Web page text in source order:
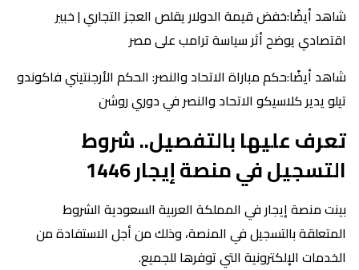
شاهد أيضًا:خفض قيمة الدولار يقلص العجز التجاري | خبير
اقتصادي يوضح أثر سياسة ترامب على مصر
شاهد أيضًا:حكم مباراة الاتحاد والنصر: الحكم الأرجنتيني فاكوندو
تيلو يدير كلاسيكو الاتحاد والنصر في دوري روشن
تعرف عليها بالتفصيل.. شروط
التسجيل في منصة إيجار 1446
بينت منصة إيجار في المملكة العربية السعودية الشروط
المتعلقة بالتسجيل في المنصة، وذلك من أجل الاستفادة من
الخدمات الإلكترونية التي توفرها للجميع.